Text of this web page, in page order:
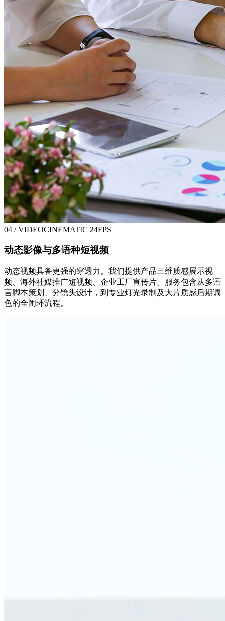
04 / VIDEOCINEMATIC 24FPS
动态影像与多语种短视频
动态视频具备更强的穿透力。我们提供产品三维质感展示视
频、海外社媒推广短视频、企业工厂宣传片。服务包含从多语
言脚本策划、分镜头设计，到专业灯光录制及大片质感后期调
色的全闭环流程。